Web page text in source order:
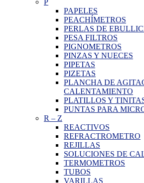
PAPELES
PEACHÍMETROS
PERLAS DE
PESA FILTROS
PIGNOMETROS
PINZAS Y NUECES
PIPETAS
PIZETAS
PLANCHA DE
CALENTAMIENTO
PLATILLOS Y
PUNTAS PARA
R – Z
REACTIVOS
REFRACTROMETRO
REJILLAS
SOLUCIONES DE
TERMOMETROS
TUBOS
VARILLAS